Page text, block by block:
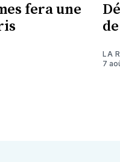
fera une
LA
7